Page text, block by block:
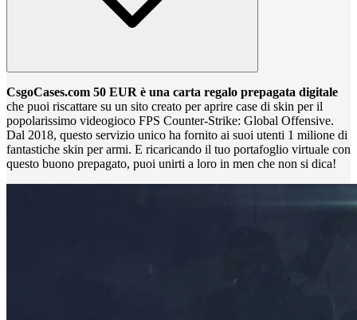
CsgoCases.com 50 EUR è una carta regalo prepagata digitale
che puoi riscattare su un sito creato per aprire case di skin per il
popolarissimo videogioco FPS Counter-Strike: Global Offensive.
Dal 2018, questo servizio unico ha fornito ai suoi utenti 1 milione di
fantastiche skin per armi. E ricaricando il tuo portafoglio virtuale con
questo buono prepagato, puoi unirti a loro in men che non si dica!